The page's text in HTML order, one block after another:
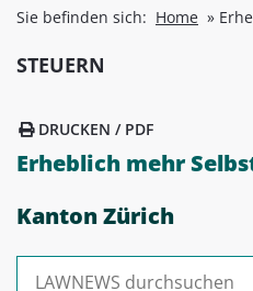
Sie befinden sich: Home »
STEUERN
DRUCKEN / PDF
Erheblich mehr
Kanton Zürich